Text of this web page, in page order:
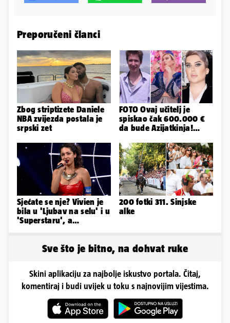
Preporučeni članci
Zbog striptizete Daniele
NBA zvijezda postala je
srpski zet
FOTO Ovaj učitelj je
spiskao čak 600.000 €
da bude Azijatkinja!
muško...
Sjećate se nje? Vivien je
bila u 'Ljubav na selu' i u
'Superstaru', a
200 fotki 311. Sinjske
alke
Sve što je bitno, na dohvat ruke
Skini aplikaciju za najbolje iskustvo portala. Čitaj,
komentiraj i budi uvijek u toku s najnovijim vijestima.